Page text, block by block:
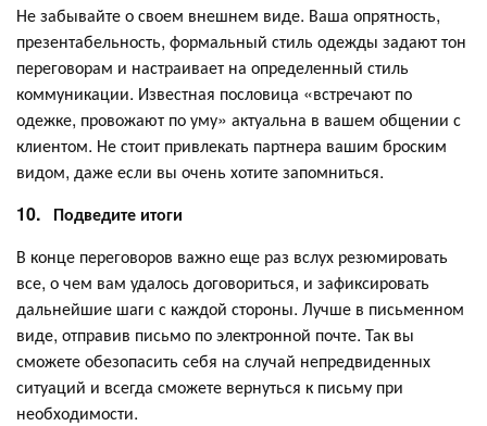
Не забывайте о своем внешнем виде. Ваша опрятность,
презентабельность, формальный стиль одежды задают тон
переговорам и настраивает на определенный стиль
коммуникации. Известная пословица «встречают по
одежке, провожают по уму» актуальна в вашем общении с
клиентом. Не стоит привлекать партнера вашим броским
видом, даже если вы очень хотите запомниться.
10. Подведите итоги
В конце переговоров важно еще раз вслух резюмировать
все, о чем вам удалось договориться, и зафиксировать
дальнейшие шаги с каждой стороны. Лучше в письменном
виде, отправив письмо по электронной почте. Так вы
сможете обезопасить себя на случай непредвиденных
ситуаций и всегда сможете вернуться к письму при
необходимости.